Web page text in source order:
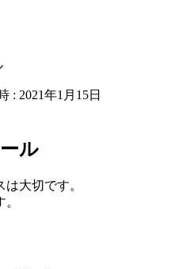
: 2021年1月15日
ル
大切です。